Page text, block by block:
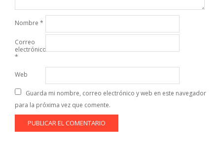
Nombre *
Correo
electrónico
*
Web
Guarda mi nombre, correo electrónico y web en este navegador
para la próxima vez que comente.